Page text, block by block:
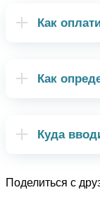
Как
Как
Куда
Поделиться с